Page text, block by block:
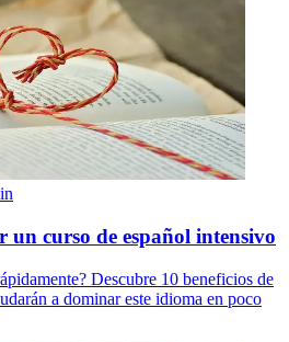
un curso de español intensivo
Descubre 10 beneficios de
a dominar este idioma en poco